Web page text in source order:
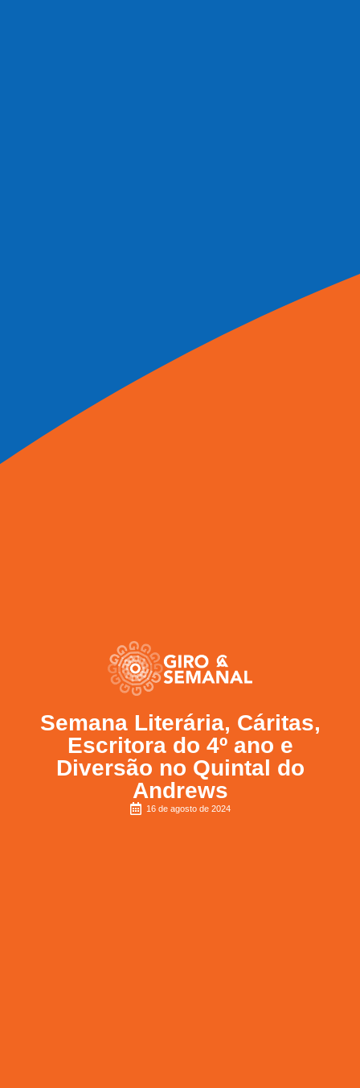
Semana Literária, Cáritas,
Escritora do 4º ano e
Diversão no Quintal do
Andrews
16 de agosto de 2024